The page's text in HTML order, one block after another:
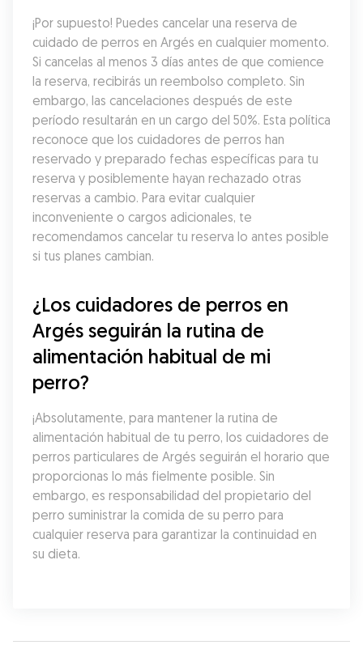
¡Por supuesto! Puedes cancelar una reserva de
cuidado de perros en Argés en cualquier momento.
Si cancelas al menos 3 días antes de que comience
la reserva, recibirás un reembolso completo. Sin
embargo, las cancelaciones después de este
período resultarán en un cargo del 50%. Esta política
reconoce que los cuidadores de perros han
reservado y preparado fechas específicas para tu
reserva y posiblemente hayan rechazado otras
reservas a cambio. Para evitar cualquier
inconveniente o cargos adicionales, te
recomendamos cancelar tu reserva lo antes posible
si tus planes cambian.
¿Los cuidadores de perros en
Argés seguirán la rutina de
alimentación habitual de mi
perro?
¡Absolutamente, para mantener la rutina de
alimentación habitual de tu perro, los cuidadores de
perros particulares de Argés seguirán el horario que
proporcionas lo más fielmente posible. Sin
embargo, es responsabilidad del propietario del
perro suministrar la comida de su perro para
cualquier reserva para garantizar la continuidad en
su dieta.